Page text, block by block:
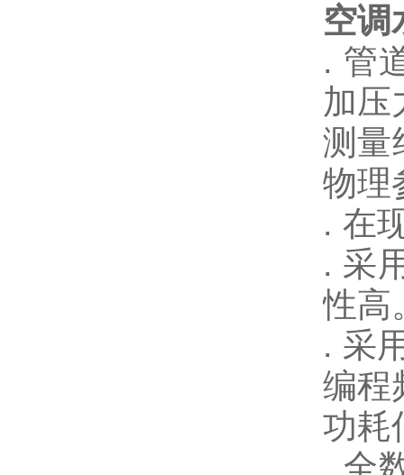
空
. 管
加压
测量
物理
. 在
. 采
性高
. 采
编程
功耗
. 全